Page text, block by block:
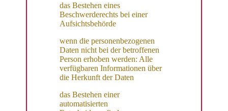
das Bestehen eines
Beschwerderechts bei einer
Aufsichtsbehörde
wenn die personenbezogenen
Daten nicht bei der betroffenen
Person erhoben werden: Alle
verfügbaren Informationen über
die Herkunft der Daten
das Bestehen einer
automatisierten